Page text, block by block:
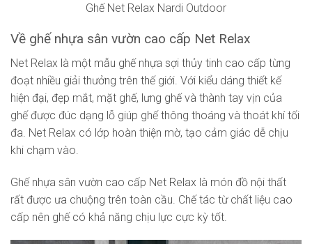
Ghế Net Relax Nardi Outdoor
Về ghế nhựa sân vườn cao cấp Net Relax
Net Relax là một mẫu ghế nhựa sợi thủy tinh cao cấp từng
đoạt nhiều giải thưởng trên thế giới. Với kiểu dáng thiết kế
hiện đại, đẹp mắt, mặt ghế, lưng ghế và thành tay vịn của
ghế được đúc dạng lỗ giúp ghế thông thoáng và thoát khí tối
đa. Net Relax có lớp hoàn thiện mờ, tạo cảm giác dễ chịu
khi chạm vào.
Ghế nhựa sân vườn cao cấp Net Relax là món đồ nội thất
rất được ưa chuộng trên toàn cầu. Chế tác từ chất liệu cao
cấp nên ghế có khả năng chịu lực cực kỳ tốt.